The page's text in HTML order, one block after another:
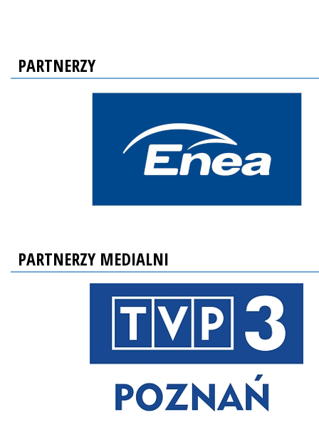
PARTNERZY
PARTNERZY MEDIALNI